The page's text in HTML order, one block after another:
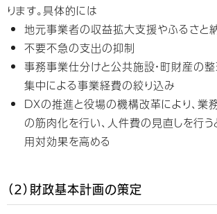
ります。具体的には
地元事業者の収益拡大支援やふるさと
不要不急の支出の抑制
事務事業仕分けと公共施設・町財産の整
集中による事業経費の絞り込み
DXの推進と役場の機構改革により、業
の筋肉化を行い、人件費の見直しを行
用対効果を高める
（2）財政基本計画の策定